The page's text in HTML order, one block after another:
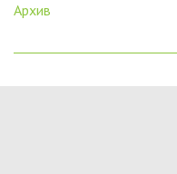
Архив